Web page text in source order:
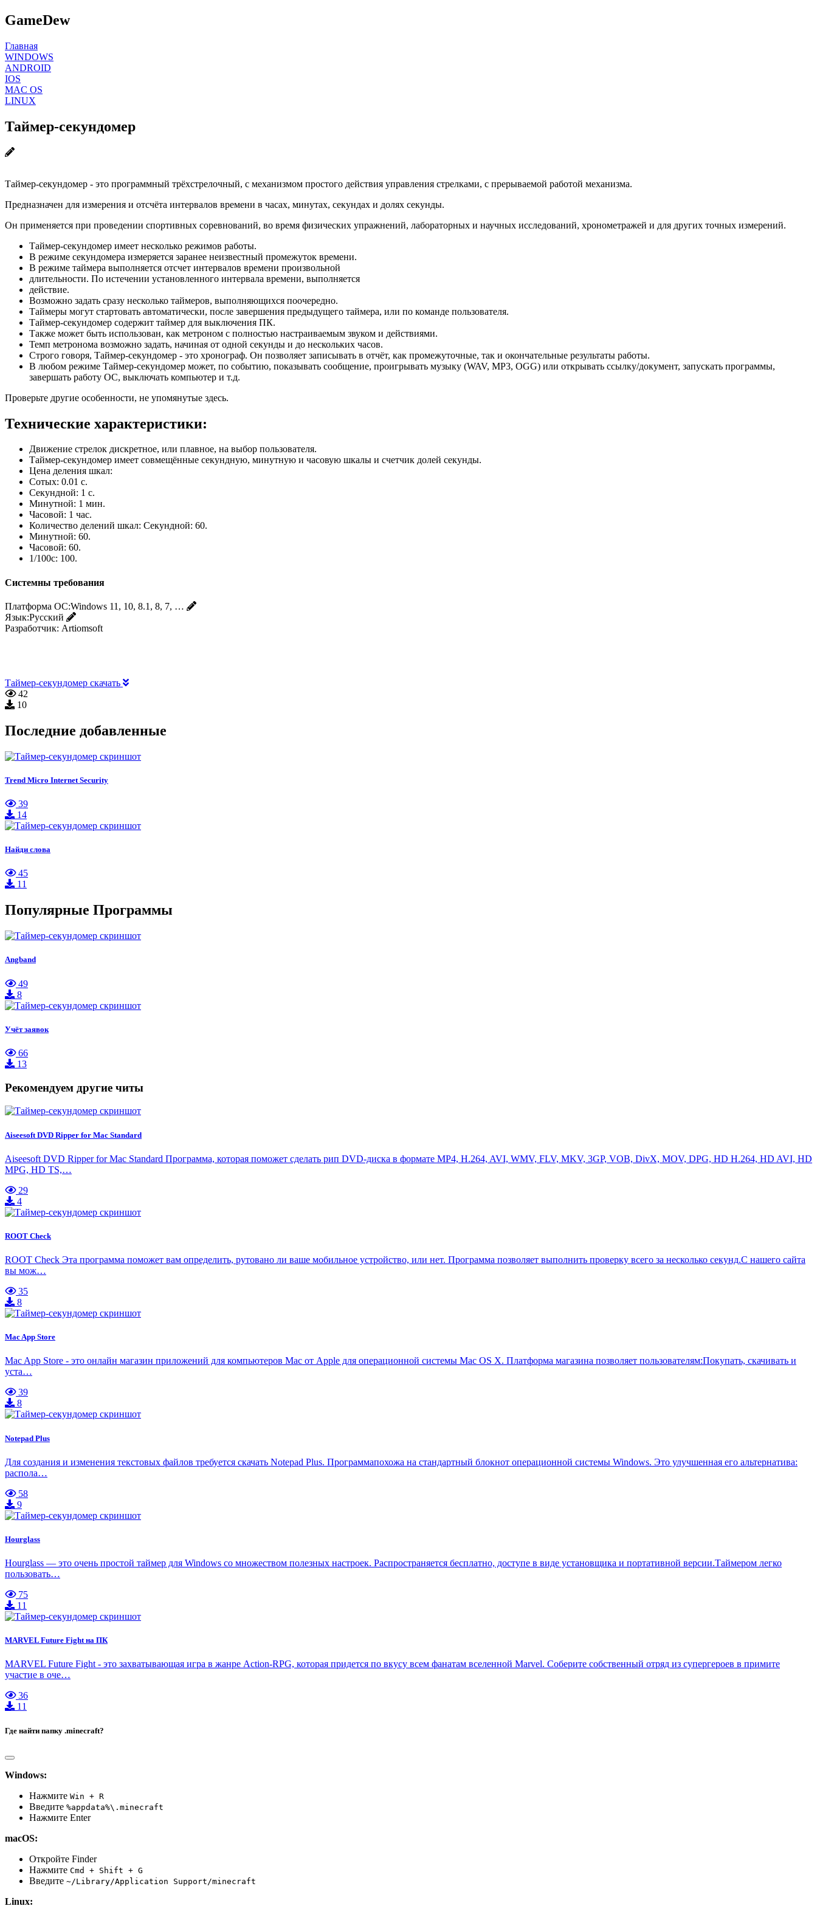
GameDew
Главная
WINDOWS
ANDROID
IOS
MAC OS
LINUX
Таймер-секундомер
Таймер-секундомер - это программный трёхстрелочный, с механизмом простого действия управления стрелками, с прерываемой работой механизма.
Предназначен для измерения и отсчёта интервалов времени в часах, минутах, секундах и долях секунды.
Он применяется при проведении спортивных соревнований, во время физических упражнений, лабораторных и научных исследований, хронометражей и для других точных измерений.
Таймер-секундомер имеет несколько режимов работы.
В режиме секундомера измеряется заранее неизвестный промежуток времени.
В режиме таймера выполняется отсчет интервалов времени произвольной
длительности. По истечении установленного интервала времени, выполняется
действие.
Возможно задать сразу несколько таймеров, выполняющихся поочередно.
Таймеры могут стартовать автоматически, после завершения предыдущего таймера, или по команде пользователя.
Таймер-секундомер содержит таймер для выключения ПК.
Также может быть использован, как метроном с полностью настраиваемым звуком и действиями.
Темп метронома возможно задать, начиная от одной секунды и до нескольких часов.
Строго говоря, Таймер-секундомер - это хронограф. Он позволяет записывать в отчёт, как промежуточные, так и окончательные результаты работы.
В любом режиме Таймер-секундомер может, по событию, показывать сообщение, проигрывать музыку (WAV, MP3, OGG) или открывать ссылку/документ, запускать программы,
завершать работу ОС, выключать компьютер и т.д.
Проверьте другие особенности, не упомянутые здесь.
Технические характеристики:
Движение стрелок дискретное, или плавное, на выбор пользователя.
Таймер-секундомер имеет совмещённые секундную, минутную и часовую шкалы и счетчик долей секунды.
Цена деления шкал:
Сотых: 0.01 с.
Секундной: 1 с.
Минутной: 1 мин.
Часовой: 1 час.
Количество делений шкал: Секундной: 60.
Минутной: 60.
Часовой: 60.
1/100с: 100.
Системны требования
Платформа ОС:Windows 11, 10, 8.1, 8, 7, …
Язык:Русский
Разработчик: Artiomsoft
Таймер-секундомер скачать
42
10
Последние добавленные
Trend Micro Internet Security
39
14
Найди слова
45
11
Популярные Программы
Angband
49
8
Учёт заявок
66
13
Рекомендуем другие читы
Aiseesoft DVD Ripper for Mac Standard
Aiseesoft DVD Ripper for Mac Standard Программа, которая поможет сделать рип DVD-диска в формате MP4, H.264, AVI, WMV, FLV, MKV, 3GP, VOB, DivX, MOV, DPG, HD H.264, HD AVI, HD
MPG, HD TS,…
29
4
ROOT Check
ROOT Check Эта программа поможет вам определить, рутовано ли ваше мобильное устройство, или нет. Программа позволяет выполнить проверку всего за несколько секунд.С нашего сайта
вы мож…
35
8
Mac App Store
Mac App Store - это онлайн магазин приложений для компьютеров Mac от Apple для операционной системы Mac OS X. Платформа магазина позволяет пользователям:Покупать, скачивать и
уста…
39
8
Notepad Plus
Для создания и изменения текстовых файлов требуется скачать Notepad Plus. Программапохожа на стандартный блокнот операционной системы Windows. Это улучшенная его альтернатива:
распола…
58
9
Hourglass
Hourglass — это очень простой таймер для Windows со множеством полезных настроек. Распространяется бесплатно, доступе в виде установщика и портативной версии.Таймером легко
пользовать…
75
11
MARVEL Future Fight на ПК
MARVEL Future Fight - это захватывающая игра в жанре Action-RPG, которая придется по вкусу всем фанатам вселенной Marvel. Соберите собственный отряд из супергероев в примите
участие в оче…
36
11
Где найти папку .minecraft?
Windows:
Нажмите Win + R
Введите %appdata%\.minecraft
Нажмите Enter
macOS:
Откройте Finder
Нажмите Cmd + Shift + G
Введите ~/Library/Application Support/minecraft
Linux: